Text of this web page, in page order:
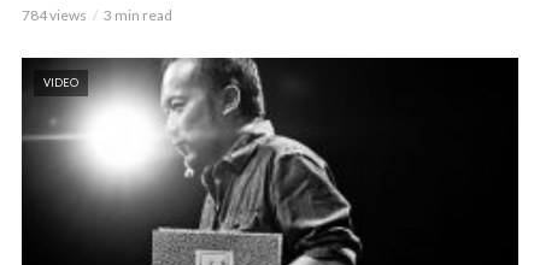
784 views 3 min read
VIDEO